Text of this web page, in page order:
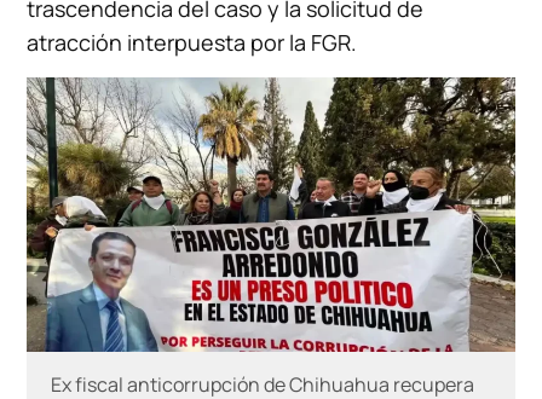
trascendencia del caso y la solicitud de
atracción interpuesta por la FGR.
Ex fiscal anticorrupción de Chihuahua recupera